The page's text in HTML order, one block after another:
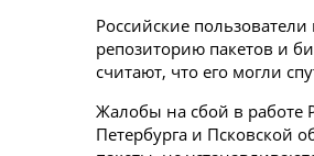
Российские
репозиторию пакетов и
считают, что его могли
Жалобы на сбой в работе
Петербурга и Псковской